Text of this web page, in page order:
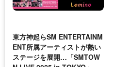
東方神起らSM ENTERTAINM
ENT所属アーティストが熱い
ステージを展開…「SMTOW